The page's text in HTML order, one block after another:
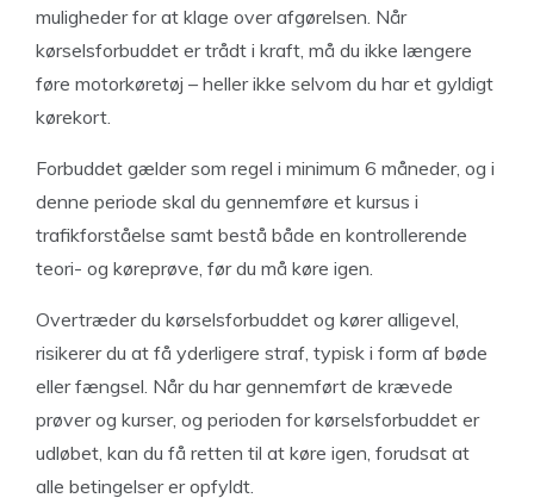
muligheder for at klage over afgørelsen. Når
kørselsforbuddet er trådt i kraft, må du ikke længere
føre motorkøretøj – heller ikke selvom du har et gyldigt
kørekort.
Forbuddet gælder som regel i minimum 6 måneder, og i
denne periode skal du gennemføre et kursus i
trafikforståelse samt bestå både en kontrollerende
teori- og køreprøve, før du må køre igen.
Overtræder du kørselsforbuddet og kører alligevel,
risikerer du at få yderligere straf, typisk i form af bøde
eller fængsel. Når du har gennemført de krævede
prøver og kurser, og perioden for kørselsforbuddet er
udløbet, kan du få retten til at køre igen, forudsat at
alle betingelser er opfyldt.